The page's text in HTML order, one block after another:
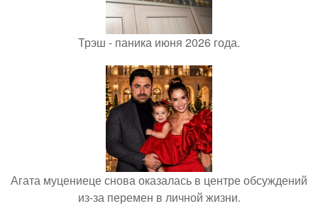
Трэш - паника июня 2026 года.
Агата муцениеце снова оказалась в центре обсуждений
из-за перемен в личной жизни.